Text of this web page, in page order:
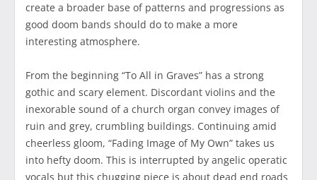
create a broader base of patterns and progressions as
good doom bands should do to make a more
interesting atmosphere.
From the beginning “To All in Graves” has a strong
gothic and scary element. Discordant violins and the
inexorable sound of a church organ convey images of
ruin and grey, crumbling buildings. Continuing amid
cheerless gloom, “Fading Image of My Own” takes us
into hefty doom. This is interrupted by angelic operatic
vocals but this chugging piece is about dead end roads